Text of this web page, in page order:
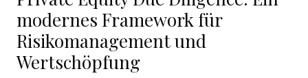
modernes Framework für
Risikomanagement und
Wertschöpfung